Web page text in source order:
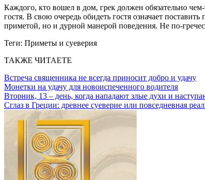
Каждого, кто вошел в дом, грек должен обязательно
гостя. В свою очередь обидеть гостя означает
приметой, но и дурной манерой поведения. Не по-
Теги: Приметы и суеверия
ТАКЖЕ ЧИТАЕТЕ
Встреча священника не всегда приносит добро и удачу
Монетки на удачу для новоиспеченного водителя
Вторник, 13 – день, когда нападают злые духи и
Сглаз в Греции: древнее суеверие или повседневная